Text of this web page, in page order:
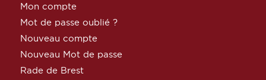
Mon compte
Mot de passe oublié ?
Nouveau compte
Nouveau Mot de passe
Rade de Brest